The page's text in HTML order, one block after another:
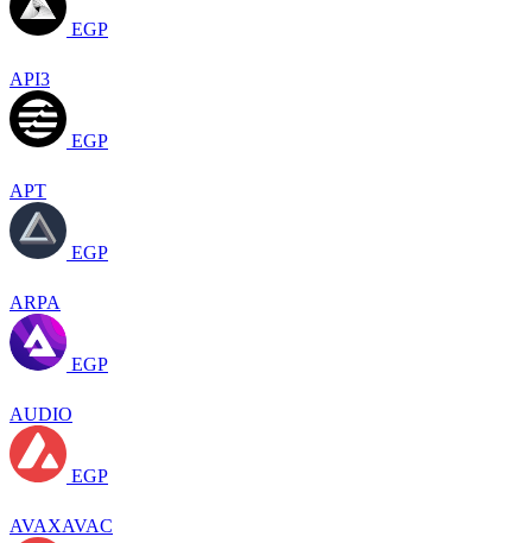
EGP
API3
EGP
APT
EGP
ARPA
EGP
AUDIO
EGP
AVAXAVAC